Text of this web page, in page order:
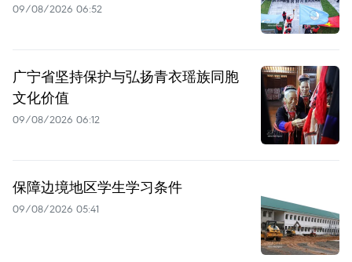
09/08/2026 06:52
广宁省坚持保护与弘扬青衣瑶族同胞
文化价值
09/08/2026 06:12
保障边境地区学生学习条件
09/08/2026 05:41